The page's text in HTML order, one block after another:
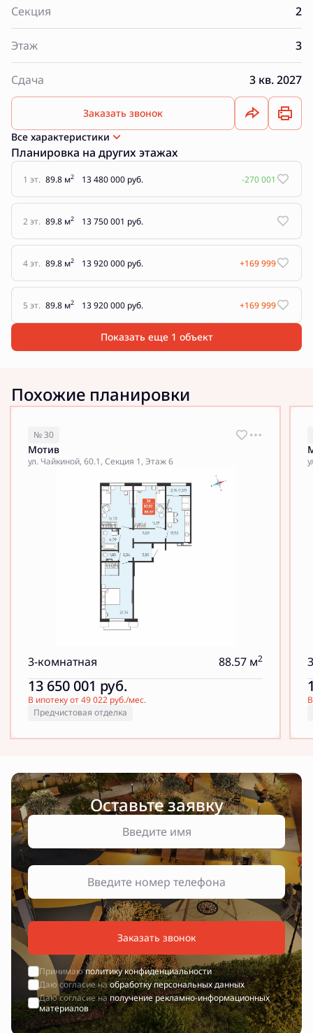
Секция 2
Этаж 3
Сдача 3 кв. 2027
Заказать звонок
Все характеристики
Планировка на других этажах
1 эт. 89.8 м2 13 480 000 руб. -270 001
2 эт. 89.8 м2 13 750 001 руб.
4 эт. 89.8 м2 13 920 000 руб. +169 999
5 эт. 89.8 м2 13 920 000 руб. +169 999
Показать еще 1 объект
Похожие планировки
№ 30
Мотив
ул. Чайкиной, 60.1, Секция 1, Этаж 6
3-комнатная 88.57 м2
13 650 001 руб.
В ипотеку от 49 022 руб./мес.
Предчистовая отделка
Оставьте заявку
Заказать звонок
Принимаюполитику конфиденциальности
Даю согласие наобработку персональных данных
Даю согласие наполучение рекламно-информационных
материалов